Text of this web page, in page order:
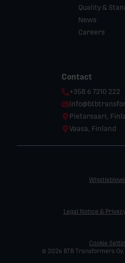
Quality &
News
Careers
Contact
Phone:
+358 6 7210 222
Email:
Location:
Pietarsaari,
Location:
Vaasa, Finland
© 2026 BTB Transformers
Legal Notice &
Cookie